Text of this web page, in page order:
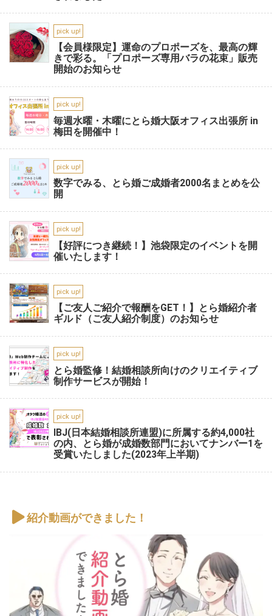
pick up!
【会員様限定】運命のプロポーズを、最高の輝
きで彩る。「プロポーズ専用バラの花束」販売
開始のお知らせ
pick up!
毎週水曜・木曜にとら婚大阪オフィス出張所 in
梅田を開催中！
pick up!
数字でみる、とら婚ご成婚者2000名まとめを公
開
pick up!
【好評につき継続！】池袋限定のイベントを開
催いたします！
pick up!
【ご友人ご紹介で報酬をGET！】とら婚紹介者
ギルド（ご友人紹介制度）のお知らせ
pick up!
とら婚監修！結婚相談所向けのクリエイティブ
制作サービスが開始！
pick up!
IBJ(日本結婚相談所連盟)に所属する約4,000社
の内、とら婚が成婚数部門においてナンバー1を
受賞いたしました(2023年上半期)
紹介動画ができました！